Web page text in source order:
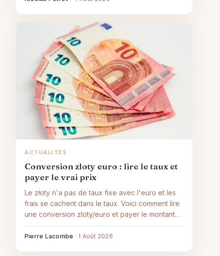
ACTUALITÉS
Conversion zloty euro : lire le taux et
payer le vrai prix
Le złoty n'a pas de taux fixe avec l'euro et les
frais se cachent dans le taux. Voici comment lire
une conversion zloty/euro et payer le montant
juste selon votre situation.
Pierre Lacombe · 1 Août 2026